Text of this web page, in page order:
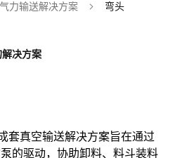
力输送解决方案 弯头
决方案
套真空输送解决方案旨在通过
的驱动，协助卸料、料斗装料